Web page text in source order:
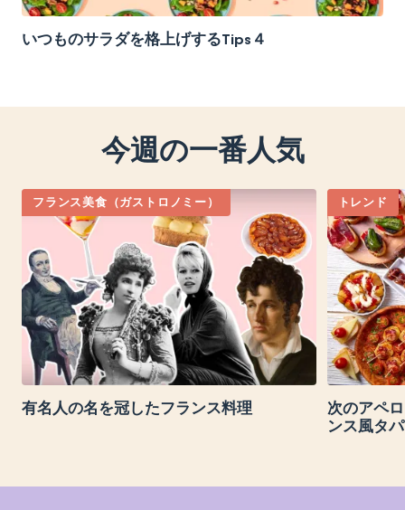
いつものサラダを格上げするTips４
今週の一番人気
フランス美食（ガストロノミー）
有名人の名を冠したフランス料理
トレンド
次のアペ
ンス風タ